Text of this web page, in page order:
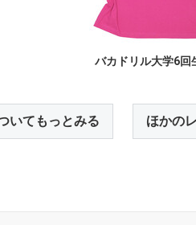
バカドリル大学6回
いてもっとみる ほかの